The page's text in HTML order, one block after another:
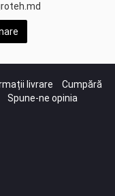
livrare
Cumpără
Spune-ne opinia